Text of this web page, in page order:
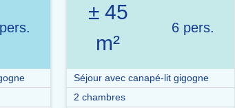
± 45
m²
6 pers.
Séjour avec canapé-lit gigogne
2 chambres